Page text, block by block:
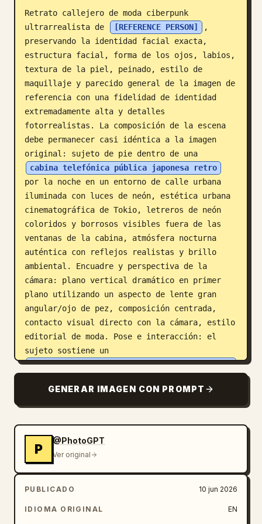
Blog
Actualizaciones
Retrato callejero de moda ciberpunk
ultrarrealista de
[REFERENCE PERSON]
,
preservando la identidad facial exacta,
estructura facial, forma de los ojos, labios,
textura de la piel, peinado, estilo de
maquillaje y parecido general de la imagen de
referencia con una fidelidad de identidad
extremadamente alta y detalles
fotorrealistas. La composición de la escena
debe permanecer casi idéntica a la imagen
original: sujeto de pie dentro de una
cabina telefónica pública japonesa retro
por la noche en un entorno de calle urbana
iluminada con luces de neón, estética urbana
cinematográfica de Tokio, letreros de neón
coloridos y borrosos visibles fuera de las
ventanas de la cabina, atmósfera nocturna
auténtica con reflejos realistas y brillo
ambiental. Encuadre y perspectiva de la
cámara: plano vertical dramático en primer
plano utilizando un aspecto de lente gran
angular/ojo de pez, composición centrada,
contacto visual directo con la cámara, estilo
editorial de moda. Pose e interacción: el
sujeto sostiene un
auricular de teléfono retro de color verde
menta brillante
contra el oído con una mano mientras la otra
detalles del estilo del personaje DEBEN
mantenerse altamente consistentes con la
imagen original: gorra de estilo newsboy/moda
con estampado de leopardo con textura y
translúcidas rojas con acabado brillante,
GENERAR IMAGEN CON PROMPT
P
@PhotoGPT
Ver original
PUBLICADO 10 jun 2026
IDIOMA ORIGINAL EN